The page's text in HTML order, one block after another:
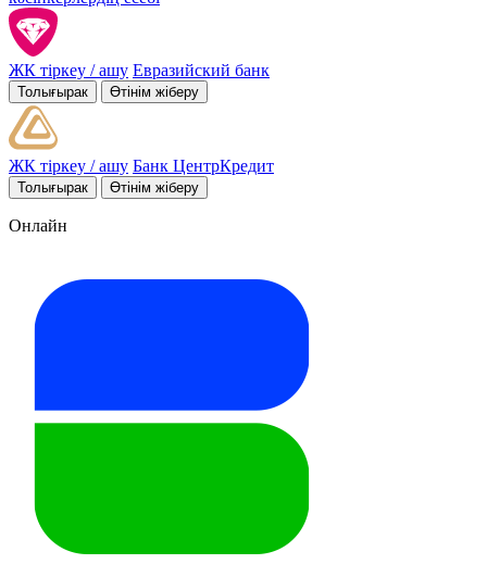
ЖК тіркеу / ашу Евразийский банк
Толығырак Өтінім жіберу
ЖК тіркеу / ашу Банк ЦентрКредит
Толығырак Өтінім жіберу
Онлайн